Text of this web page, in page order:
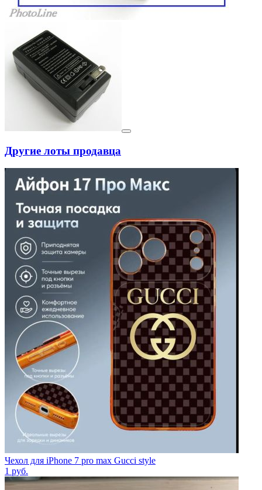
Другие лоты продавца
Чехол для iPhone 7 pro max Gucci style
1 руб.